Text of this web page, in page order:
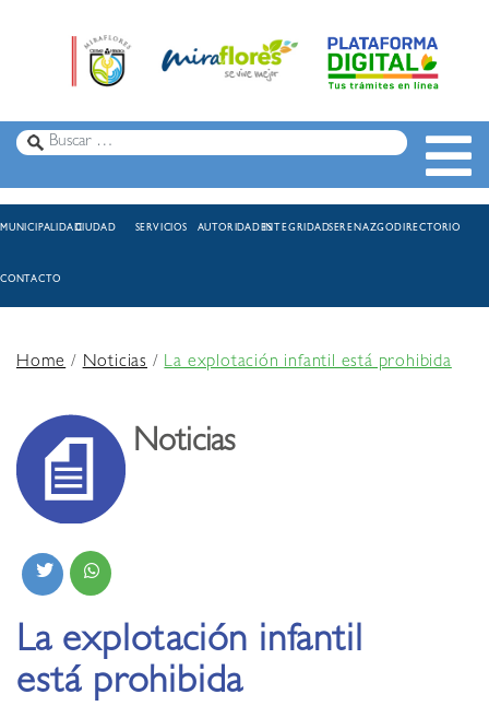
MUNICIPALIDADCIUDAD SERVICIOS AUTORIDADESINTEGRIDADSERENAZGODIRECTORIO
CONTACTO
Home/Noticias /La explotación infantil está prohibida
Noticias
La explotación infantil
está prohibida